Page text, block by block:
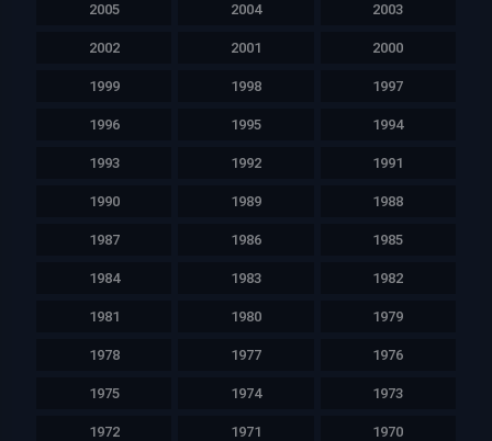
2005 2004 2003
2002 2001 2000
1999 1998 1997
1996 1995 1994
1993 1992 1991
1990 1989 1988
1987 1986 1985
1984 1983 1982
1981 1980 1979
1978 1977 1976
1975 1974 1973
1972 1971 1970